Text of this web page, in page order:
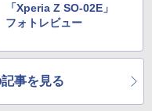
「Xperia Z SO-02E」
フォトレビュー
記事を見る